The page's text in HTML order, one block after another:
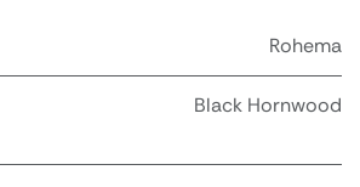
Rohema
Black Hornwood